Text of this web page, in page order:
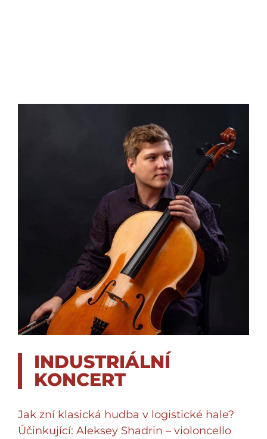
INDUSTRIÁLNÍ
KONCERT
Jak zní klasická hudba v logistické hale?
Účinkující: Aleksey Shadrin – violoncello